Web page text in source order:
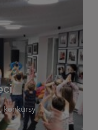
konkursy
książek dla
wybór bajek,
a także przyjazny
Pragniemy
najmłodszych lat.
i odkrywania